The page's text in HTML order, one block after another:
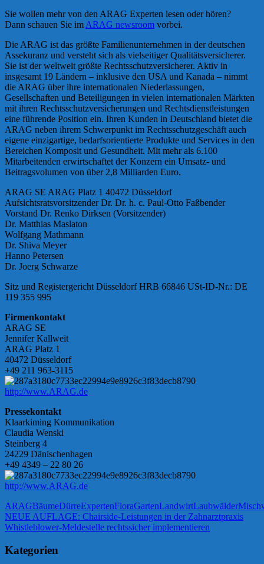
Sie wollen mehr von den ARAG Experten lesen oder hören?
Dann schauen Sie imARAG newsroom vorbei.
Die ARAG ist das größte Familienunternehmen in der deutschen
Assekuranz und versteht sich als vielseitiger Qualitätsversicherer.
Sie ist der weltweit größte Rechtsschutzversicherer. Aktiv in
insgesamt 19 Ländern – inklusive den USA und Kanada – nimmt
die ARAG über ihre internationalen Niederlassungen,
Gesellschaften und Beteiligungen in vielen internationalen Märkten
mit ihren Rechtsschutzversicherungen und Rechtsdienstleistungen
eine führende Position ein. Ihren Kunden in Deutschland bietet die
ARAG neben ihrem Schwerpunkt im Rechtsschutzgeschäft auch
eigene einzigartige, bedarfsorientierte Produkte und Services in den
Bereichen Komposit und Gesundheit. Mit mehr als 6.100
Mitarbeitenden erwirtschaftet der Konzern ein Umsatz- und
Beitragsvolumen von über 2,8 Milliarden Euro.
ARAG SE ARAG Platz 1 40472 Düsseldorf
Aufsichtsratsvorsitzender Dr. Dr. h. c. Paul-Otto Faßbender
Vorstand Dr. Renko Dirksen (Vorsitzender)
Dr. Matthias Maslaton
Wolfgang Mathmann
Dr. Shiva Meyer
Hanno Petersen
Dr. Joerg Schwarze
Sitz und Registergericht Düsseldorf HRB 66846 USt-ID-Nr.: DE
119 355 995
Firmenkontakt
ARAG SE
Jennifer Kallweit
ARAG Platz 1
40472 Düsseldorf
+49 211 963-3115
http://www.ARAG.de
Pressekontakt
Klaarkiming Kommunikation
Claudia Wenski
Steinberg 4
24229 Dänischenhagen
+49 4349 – 22 80 26
http://www.ARAG.de
ARAGBäumeDürreExpertenFloraGartenLandwirtLaubwälder
Beitragsnavigation
Vorheriger
Beitrag:
NEUE AUFLAGE: Chairside-Leistungen in der Zahnarztpraxis
Nächster
Whistleblower-Meldestelle rechtssicher implementieren
Kategorien